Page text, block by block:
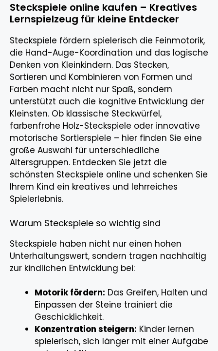
Steckspiele online kaufen – Kreatives
Lernspielzeug für kleine Entdecker
Steckspiele fördern spielerisch die Feinmotorik,
die Hand-Auge-Koordination und das logische
Denken von Kleinkindern. Das Stecken,
Sortieren und Kombinieren von Formen und
Farben macht nicht nur Spaß, sondern
unterstützt auch die kognitive Entwicklung der
Kleinsten. Ob klassische Steckwürfel,
farbenfrohe Holz-Steckspiele oder innovative
motorische Sortierspiele – hier finden Sie eine
große Auswahl für unterschiedliche
Altersgruppen. Entdecken Sie jetzt die
schönsten Steckspiele online und schenken Sie
Ihrem Kind ein kreatives und lehrreiches
Spielerlebnis.
Warum Steckspiele so wichtig sind
Steckspiele haben nicht nur einen hohen
Unterhaltungswert, sondern tragen nachhaltig
zur kindlichen Entwicklung bei:
Motorik fördern: Das Greifen, Halten und
Einpassen der Steine trainiert die
Geschicklichkeit.
Konzentration steigern: Kinder lernen
spielerisch, sich länger mit einer Aufgabe